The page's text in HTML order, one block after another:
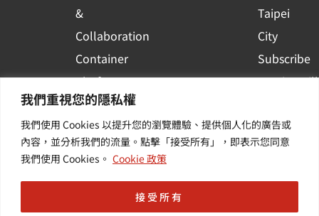
我們重視您的隱私權
我們使用 Cookies 以提升您的瀏覽體驗、提供個人化的廣告或
內容，並分析我們的流量。點擊「接受所有」，即表示您同意
我們使用 Cookies。 Cookie 政策
接受所有
&
Collaboration
Container
Platform
Applications
Others /
Value-
Taipei
City
Subscribe
to WingWill
the latest
event and